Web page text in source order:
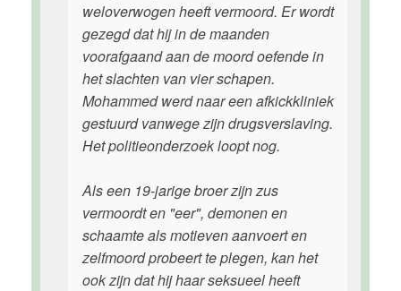
weloverwogen heeft vermoord. Er wordt
gezegd dat hij in de maanden
voorafgaand aan de moord oefende in
het slachten van vier schapen.
Mohammed werd naar een afkickkliniek
gestuurd vanwege zijn drugsverslaving.
Het politieonderzoek loopt nog.
Als een 19-jarige broer zijn zus
vermoordt en "eer", demonen en
schaamte als motieven aanvoert en
zelfmoord probeert te plegen, kan het
ook zijn dat hij haar seksueel heeft